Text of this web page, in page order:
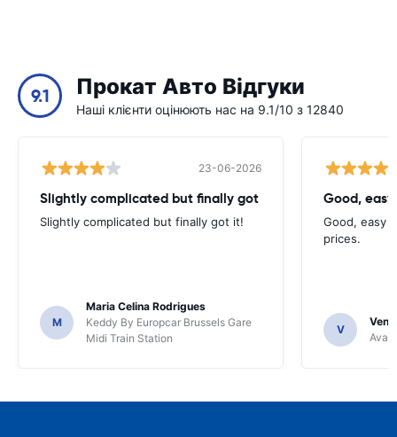
9.1 Прокат Авто Відгуки
Наші клієнти оцінюють нас на 9.1/10 з 12840
23-06-2026
Slightly complicated but finally got
Slightly complicated but finally got it!
M
Maria Celina Rodrigues
Keddy By Europcar Brussels Gare
Midi Train Station
Good,
Good, easy
prices.
V